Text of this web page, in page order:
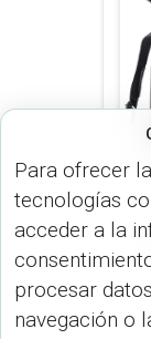
Para ofrecer
tecnologías
acceder a la
procesar
navegación o